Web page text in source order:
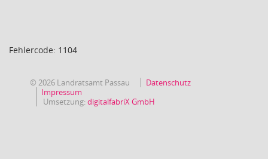
Fehlercode: 1104
© 2026 Landratsamt Passau
Datenschutz
Impressum
Umsetzung:digitalfabriX GmbH